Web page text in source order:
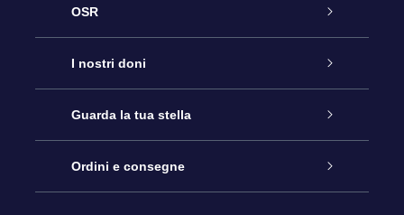
OSR
Assistenza
Contattaci
Blog
I nostri doni
Online Star Gift
Pacchetto regalo OSR
Guarda la tua stella
Registro stellare
Ordini e consegne